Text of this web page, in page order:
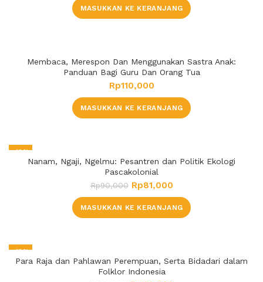
MASUKKAN KE KERANJANG
Membaca, Merespon Dan Menggunakan Sastra Anak:
Panduan Bagi Guru Dan Orang Tua
Rp110,000
MASUKKAN KE KERANJANG
-10%
Nanam, Ngaji, Ngelmu: Pesantren dan Politik Ekologi
Pascakolonial
Rp90,000 Rp81,000
MASUKKAN KE KERANJANG
-10%
Para Raja dan Pahlawan Perempuan, Serta Bidadari dalam
Folklor Indonesia